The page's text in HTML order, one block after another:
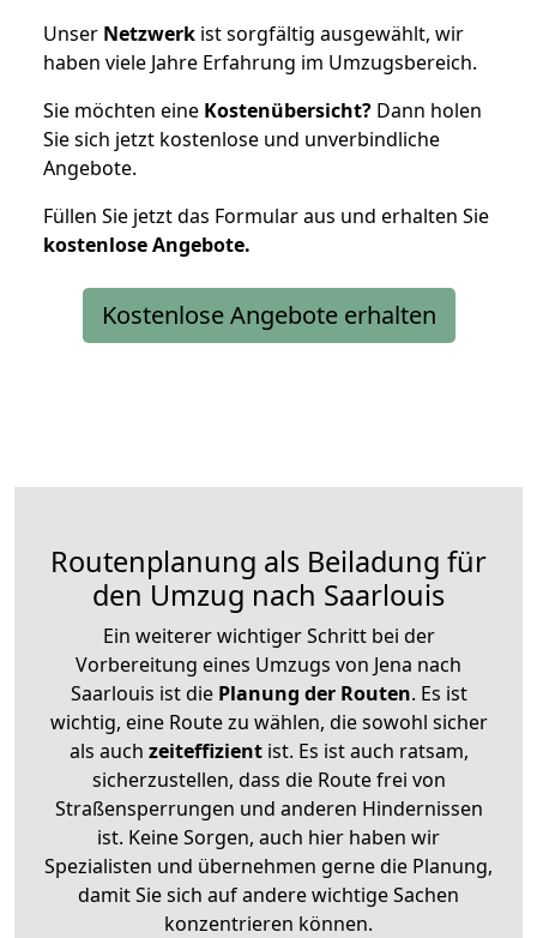
Unser Netzwerk ist sorgfältig ausgewählt, wir
haben viele Jahre Erfahrung im Umzugsbereich.
Sie möchten eine Kostenübersicht? Dann holen
Sie sich jetzt kostenlose und unverbindliche
Angebote.
Füllen Sie jetzt das Formular aus und erhalten Sie
kostenloseAngebote.
Kostenlose Angebote erhalten
Routenplanung als Beiladung für
den Umzug nach Saarlouis
Ein weiterer wichtiger Schritt bei der
Vorbereitung eines Umzugs von Jena nach
Saarlouis ist diePlanung der Routen. Es ist
wichtig, eine Route zu wählen, die sowohl sicher
als auch zeiteffizientist. Es ist auch ratsam,
sicherzustellen, dass die Route frei von
Straßensperrungen und anderen Hindernissen
ist. Keine Sorgen, auch hier haben wir
Spezialisten und übernehmen gerne die Planung,
damit Sie sich auf andere wichtige Sachen
konzentrieren können.